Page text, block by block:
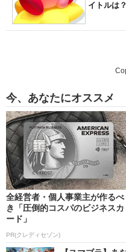
イトルは
今、あなたにオススメ
全経営者・個人事業主が作るべ
き「圧倒的コスパのビジネスカ
ード」
PR(クレディセゾン)